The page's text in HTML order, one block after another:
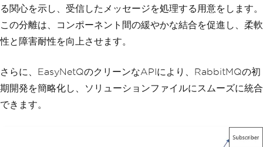
る関心を示し、受信したメッセージを処理する用意をします。
この分離は、コンポーネント間の緩やかな結合を促進し、柔軟
性と障害耐性を向上させます。
さらに、EasyNetQのクリーンなAPIにより、RabbitMQの初
期開発を簡略化し、ソリューションファイルにスムーズに統合
できます。